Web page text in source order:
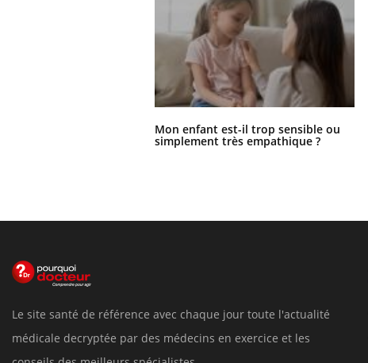
Mon enfant est-il trop sensible ou
simplement très empathique ?
Le site santé de référence avec chaque jour toute l'actualité
médicale decryptée par des médecins en exercice et les